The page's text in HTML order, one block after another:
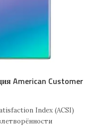
American Customer
Index (ACSI)